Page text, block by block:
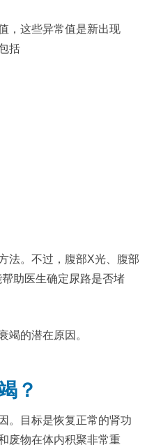
，这些异常值是新出现
括
法。不过，腹部X光、腹部
助医生确定尿路是否堵
竭的潜在原因。
？
。目标是恢复正常的肾功
废物在体内积聚非常重